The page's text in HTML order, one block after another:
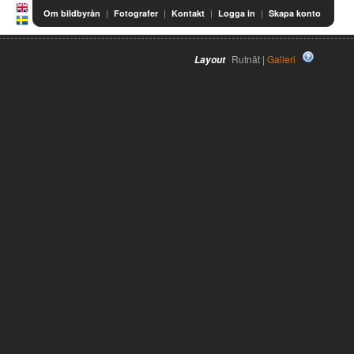
Om bildbyrån | Fotografer | Kontakt | Logga in | Skapa konto
Layout Rutnät | Galleri